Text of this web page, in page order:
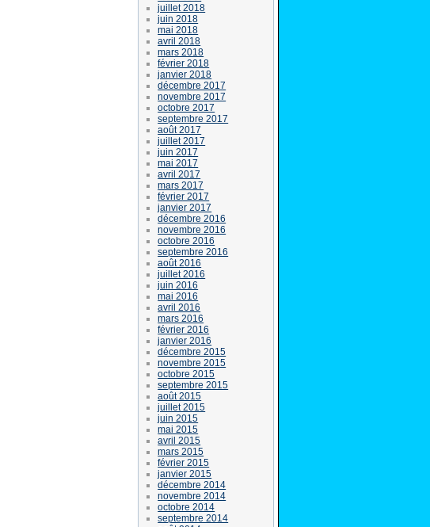
juillet 2018
juin 2018
mai 2018
avril 2018
mars 2018
février 2018
janvier 2018
décembre 2017
novembre 2017
octobre 2017
septembre 2017
août 2017
juillet 2017
juin 2017
mai 2017
avril 2017
mars 2017
février 2017
janvier 2017
décembre 2016
novembre 2016
octobre 2016
septembre 2016
août 2016
juillet 2016
juin 2016
mai 2016
avril 2016
mars 2016
février 2016
janvier 2016
décembre 2015
novembre 2015
octobre 2015
septembre 2015
août 2015
juillet 2015
juin 2015
mai 2015
avril 2015
mars 2015
février 2015
janvier 2015
décembre 2014
novembre 2014
octobre 2014
septembre 2014